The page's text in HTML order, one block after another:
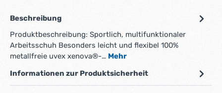
Beschreibung
Produktbeschreibung: Sportlich, multifunktionaler
Arbeitsschuh Besonders leicht und flexibel 100%
metallfreie uvex xenova®-… Mehr
Informationen zur Produktsicherheit